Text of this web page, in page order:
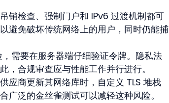
销检查、强制门户和 IPv6 过渡机制都可
避免破坏传统网络上的用户，同时仍能捕
需要在服务器端仔细验证令牌。隐私法
合规审查应与性能工作并行进行。
应商更新其网络库时，自定义 TLS 堆栈
泛的金丝雀测试可以减轻这种风险。